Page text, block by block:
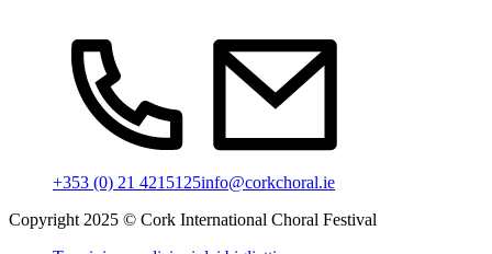
+353 (0) 21 4215125info@corkchoral.ie
Copyright 2025 © Cork International Choral Festival